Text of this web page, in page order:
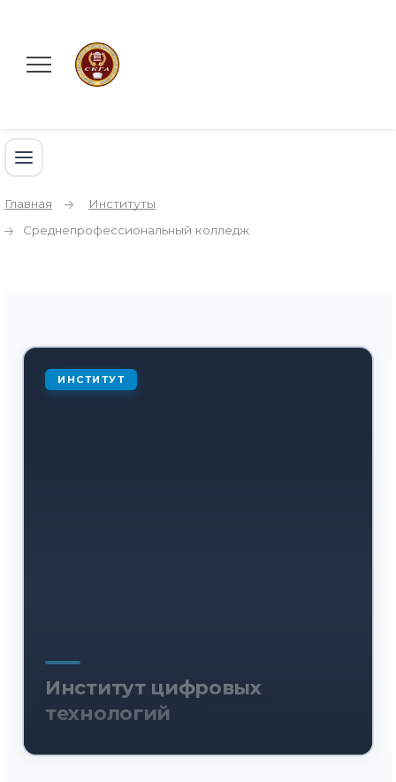
Главная
Институты
Среднепрофессиональный колледж
Институт цифровых
технологий
ИНСТИТУТ